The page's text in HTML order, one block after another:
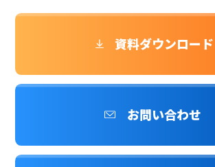
資料ダウンロード
お問い合わせ